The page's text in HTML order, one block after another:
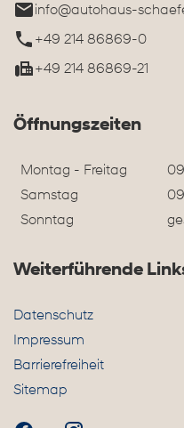
info@autohaus-
+49 214 86869-0
+49 214 86869-21
Öffnungszeiten
Montag - Freitag
Samstag
Sonntag
Weiterführende
Datenschutz
Impressum
Barrierefreiheit
Sitemap